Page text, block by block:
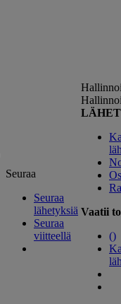
Seuraa
Seuraa
lähetyksiä
Seuraa
viitteellä
Vaatii
()